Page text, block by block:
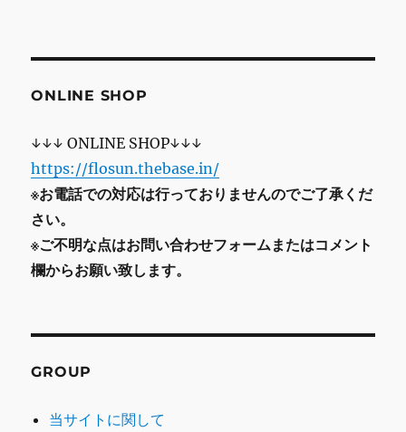
ONLINE SHOP
↓↓↓ ONLINE SHOP↓↓↓
https://flosun.thebase.in/
※お電話での対応は行っておりませんのでご了承くだ
さい。
※ご不明な点はお問い合わせフォームまたはコメント
欄からお願い致します。
GROUP
当サイトに関して